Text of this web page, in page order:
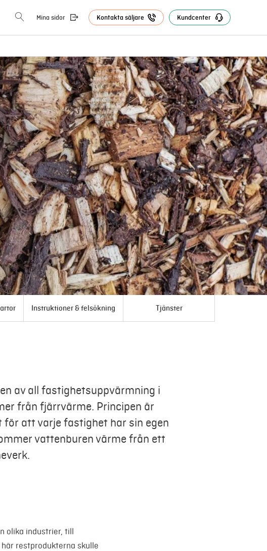
Mina sidor Kontakta säljare Kundcenter
Instruktioner & felsökning Tjänster
av all fastighetsuppvärmning i
från fjärrvärme. Principen är
för att varje fastighet har sin egen
vattenburen värme från ett
olika industrier, till
restprodukterna skulle